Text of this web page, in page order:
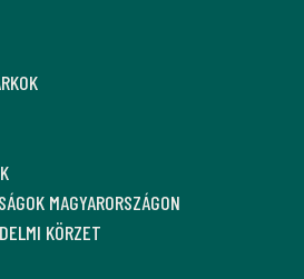
MAGYARORSZÁGON
KÖRZET